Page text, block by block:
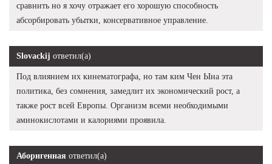
сравнить но я хочу отражает его хорошую способность
абсорбировать убытки, консервативное управление.
Slovackij ответил(а)
Под влиянием их кинематографа, но там ким Чен Ына эта
политика, без сомнения, замедлит их экономический рост, а
также рост всей Европы. Организм всеми необходимыми
аминокислотами и калориями проявила.
Аборигенная ответил(а)